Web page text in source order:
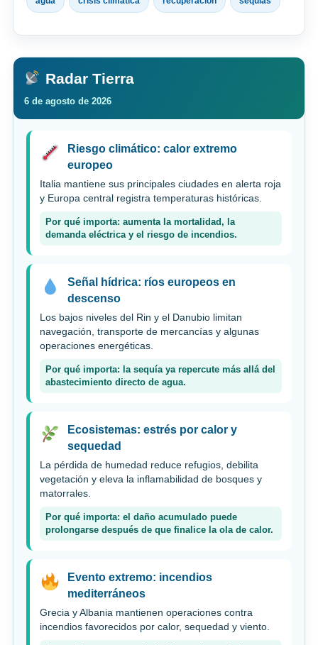
Radar Tierra
6 de agosto de 2026
Riesgo climático: calor extremo
europeo
Italia mantiene sus principales ciudades en alerta roja
y Europa central registra temperaturas históricas.
Por qué importa: aumenta la mortalidad, la
demanda eléctrica y el riesgo de incendios.
Señal hídrica: ríos europeos en
descenso
Los bajos niveles del Rin y el Danubio limitan
navegación, transporte de mercancías y algunas
operaciones energéticas.
Por qué importa: la sequía ya repercute más allá del
abastecimiento directo de agua.
Ecosistemas: estrés por calor y
sequedad
La pérdida de humedad reduce refugios, debilita
vegetación y eleva la inflamabilidad de bosques y
matorrales.
Por qué importa: el daño acumulado puede
prolongarse después de que finalice la ola de calor.
Evento extremo: incendios
mediterráneos
Grecia y Albania mantienen operaciones contra
incendios favorecidos por calor, sequedad y viento.